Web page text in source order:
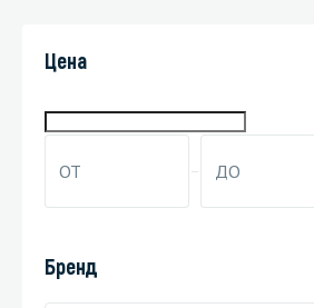
Цена
Бренд